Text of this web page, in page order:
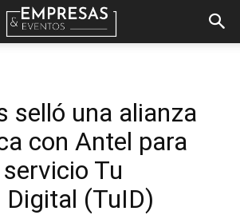
selló una alianza
con Antel para
Tu
Digital (TuID)